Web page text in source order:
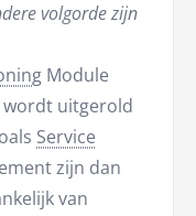
volgorde zijn
Module
wordt uitgerold
Service
zijn dan
van